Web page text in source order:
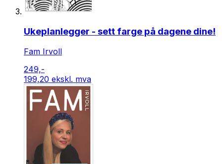
Ukeplanlegger - sett farge på dagene dine!
Fam Irvoll
249,-
199,20 ekskl. mva